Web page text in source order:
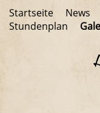
Startseite News
Stundenplan